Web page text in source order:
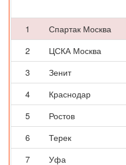
1
Спартак Москва
2
ЦСКА Москва
3
Зенит
4
Краснодар
5
Ростов
6
Терек
7
Уфа